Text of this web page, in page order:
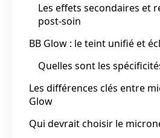
Les effets secondaires et
post-soin
BB Glow : le teint unifié et
Quelles sont les
Les différences clés entre
Glow
Qui devrait choisir le